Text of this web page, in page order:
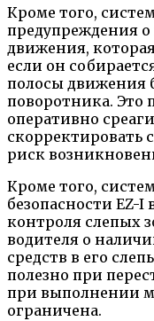
Кроме того,
предупреждения
движения,
если он
полосы движения
поворотника. Это
оперативно
скорректировать
риск
Кроме того,
безопасности EZ-I
контроля слепых
водителя о
средств в его
полезно при
при выполнении
ограничена.